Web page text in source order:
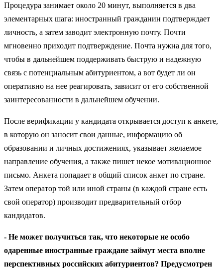
Процедура занимает около 20 минут, выполняется в два
элементарных шага: иностранный гражданин подтверждает
личность, а затем заводит электронную почту. Почти
мгновенно приходит подтверждение. Почта нужна для того,
чтобы в дальнейшем поддерживать быструю и надежную
связь с потенциальным абитуриентом, а вот будет ли он
оперативно на нее реагировать, зависит от его собственной
заинтересованности в дальнейшем обучении.
После верификации у кандидата открывается доступ к анкете,
в которую он заносит свои данные, информацию об
образовании и личных достижениях, указывает желаемое
направление обучения, а также пишет некое мотивационное
письмо. Анкета попадает в общий список анкет по стране.
Затем оператор той или иной страны (в каждой стране есть
свой оператор) производит предварительный отбор
кандидатов.
- Не может получиться так, что некоторые не особо
одаренные иностранные граждане займут места вполне
перспективных российских абитуриентов? Предусмотрен